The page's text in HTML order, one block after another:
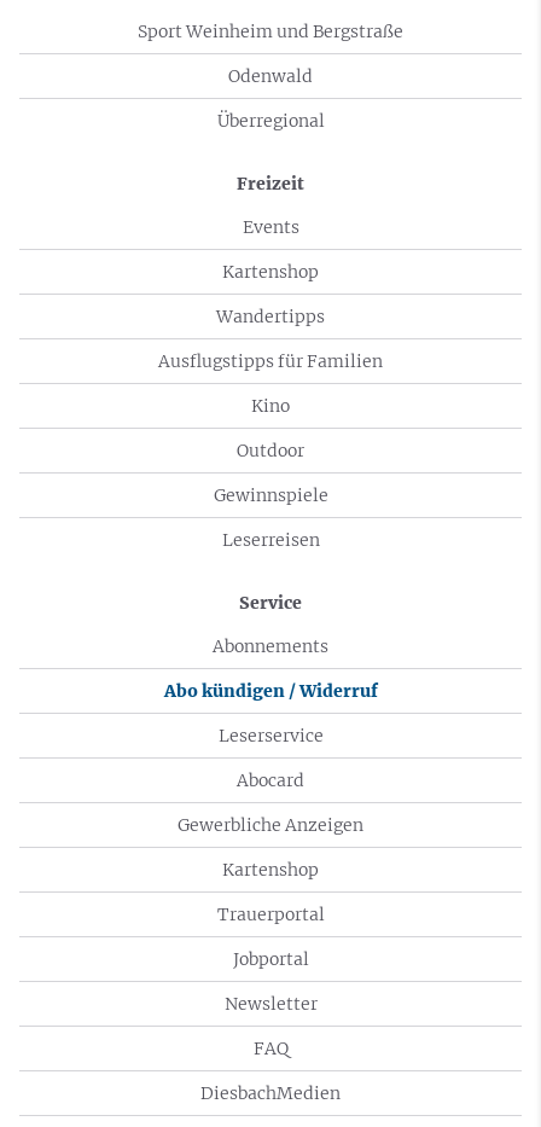
Sport Weinheim und Bergstraße
Odenwald
Überregional
Freizeit
Events
Kartenshop
Wandertipps
Ausflugstipps für Familien
Kino
Outdoor
Gewinnspiele
Leserreisen
Service
Abonnements
Abo kündigen / Widerruf
Leserservice
Abocard
Gewerbliche Anzeigen
Kartenshop
Trauerportal
Jobportal
Newsletter
FAQ
DiesbachMedien